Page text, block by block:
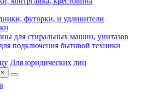
футорки, и удлинители
для стиральных машин, унитазов
подключения бытовой техники
Для юридических лиц
×